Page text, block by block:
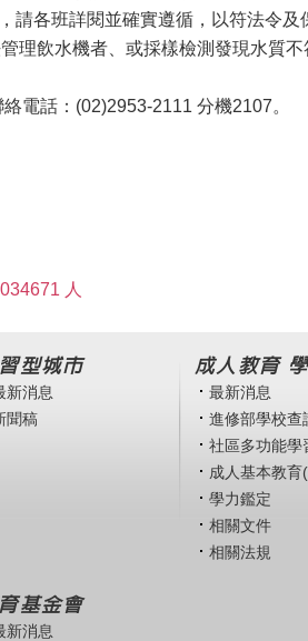
請各班詳閱並確實遵循，以符法令及
理飲水機者、或採樣檢測發現水質
電話：(02)2953-2111 分機2107。
人
型城市
新消息
聞稿
成人教育
最新消息
進修部學校查
社區多功能學
成人基本教育
學力鑑定
相關文件
相關法規
基金會
新消息